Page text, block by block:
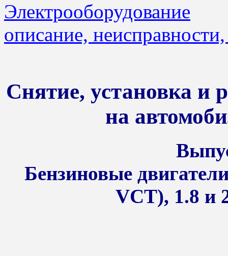
Электрооборудование
описание,
Снятие, установка и
на
Бензиновые
VCT), 1.8 и